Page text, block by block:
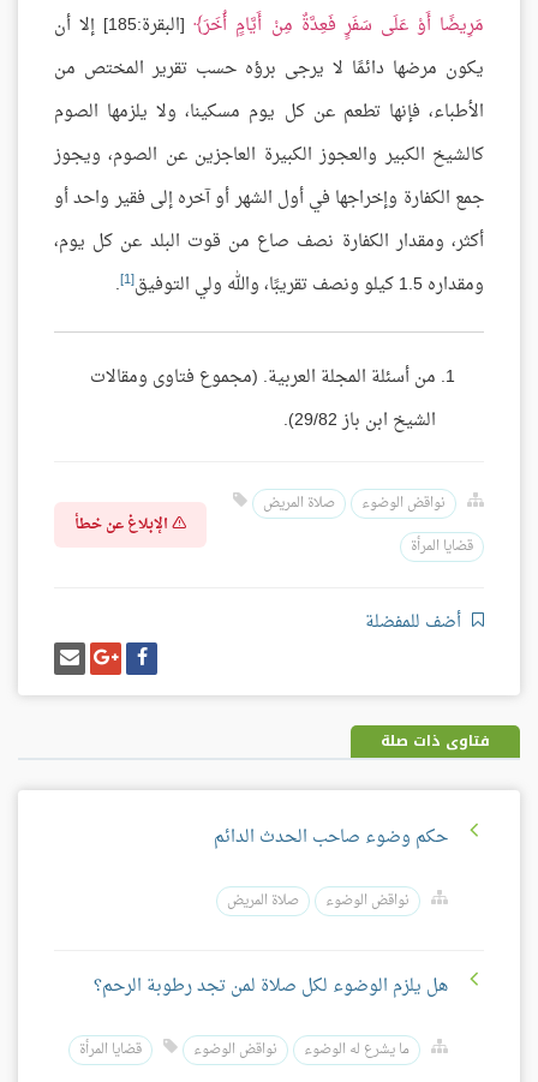
مَرِيضًا أَوْ عَلَى سَفَرٍ فَعِدَّةٌ مِنْ أَيَّامٍ أُخَرَ
[البقرة:185] إلا أن
يكون مرضها دائمًا لا يرجى برؤه حسب تقرير المختص من
الأطباء، فإنها تطعم عن كل يوم مسكينا، ولا يلزمها الصوم
كالشيخ الكبير والعجوز الكبيرة العاجزين عن الصوم، ويجوز
جمع الكفارة وإخراجها في أول الشهر أو آخره إلى فقير واحد أو
أكثر، ومقدار الكفارة نصف صاع من قوت البلد عن كل يوم،
ومقداره 1.5 كيلو ونصف تقريبًا، والله ولي التوفيق
[1]
.
من أسئلة المجلة العربية. (مجموع فتاوى ومقالات
الشيخ ابن باز 29/82).
نواقض الوضوء
صلاة المريض
قضايا المرأة
الإبلاغ عن خطأ
أضف للمفضلة
شارك
على
فيسبوك
شارك
على
غوغل
بلس
إرسل
إيميل
فتاوى ذات صلة
حكم وضوء صاحب الحدث الدائم
نواقض الوضوء صلاة المريض
هل يلزم الوضوء لكل صلاة لمن تجد رطوبة الرحم؟
ما يشرع له الوضوء نواقض الوضوء قضايا المرأة